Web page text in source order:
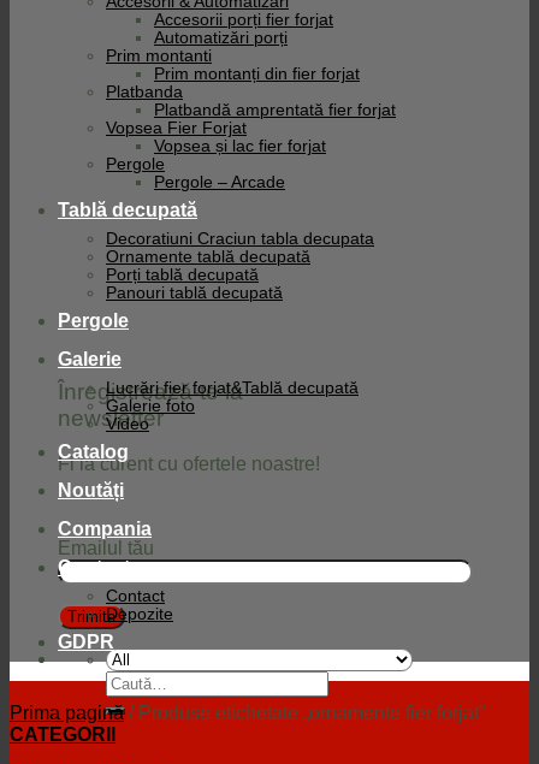
Înregistrează-te la
newsletter
Fi la curent cu ofertele noastre!
Emailul tău
Caută
după:
Accesorii porți fier forjat
Automatizări porți
Prim montanti
Prim montanți din fier forjat
Platbanda
Platbandă amprentată fier forjat
Vopsea Fier Forjat
Vopsea și lac fier forjat
Pergole
Pergole – Arcade
Tablă decupată
Decoratiuni Craciun tabla decupata
Ornamente tablă decupată
Porți tablă decupată
Panouri tablă decupată
Pergole
Galerie
Lucrări fier forjat&Tablă decupată
Galerie foto
Video
Catalog
Noutăți
Compania
Contact
Contact
Depozite
GDPR
Prima pagină /Produse etichetate „ornamente fier forjat”
CATEGORII